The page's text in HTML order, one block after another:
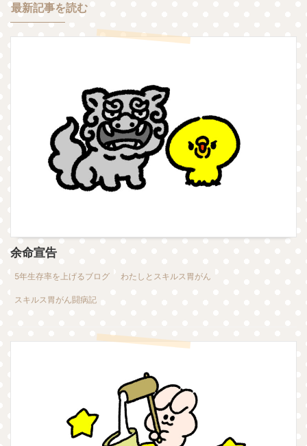
最新記事を読む
余命宣告
5年生存率を上げるブログ わたしとスキルス胃がん
スキルス胃がん闘病記